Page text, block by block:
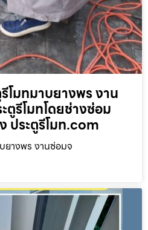
โมทมาบยางพร งาน
ตูรีโมทโดยช่างซ่อม
ประตูรีโมท.com
ยางพร งานซ่อมจ